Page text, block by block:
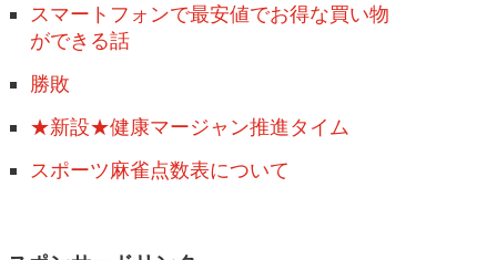
スマートフォンで最安値でお得な買い物
ができる話
勝敗
★新設★健康マージャン推進タイム
スポーツ麻雀点数表について